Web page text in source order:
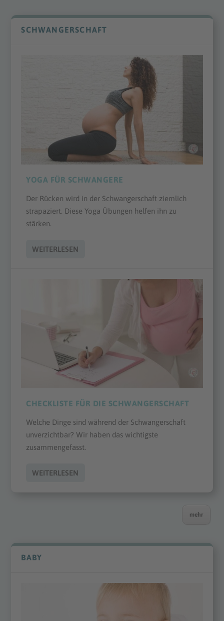
SCHWANGERSCHAFT
YOGA FÜR SCHWANGERE
Der Rücken wird in der Schwangerschaft ziemlich
strapaziert. Diese Yoga Übungen helfen ihn zu
stärken.
WEITERLESEN
CHECKLISTE FÜR DIE SCHWANGERSCHAFT
Welche Dinge sind während der Schwangerschaft
unverzichtbar? Wir haben das wichtigste
zusammengefasst.
WEITERLESEN
mehr
BABY